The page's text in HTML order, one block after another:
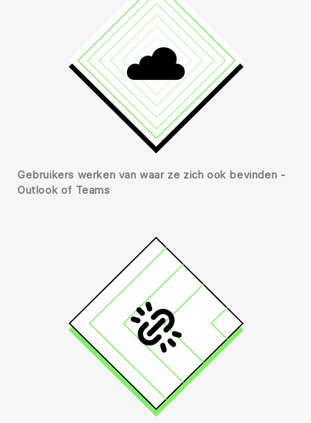
Gebruikers werken van waar ze zich ook bevinden -
Outlook of Teams